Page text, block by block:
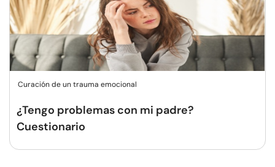
Curación de un trauma emocional
¿Tengo problemas con mi padre?
Cuestionario